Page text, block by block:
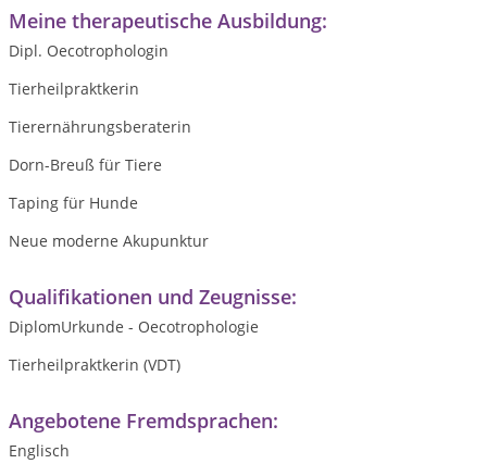
Meine therapeutische Ausbildung:
Dipl. Oecotrophologin
Tierheilpraktkerin
Tierernährungsberaterin
Dorn-Breuß für Tiere
Taping für Hunde
Neue moderne Akupunktur
Qualifikationen und Zeugnisse:
DiplomUrkunde - Oecotrophologie
Tierheilpraktkerin (VDT)
Angebotene Fremdsprachen:
Englisch